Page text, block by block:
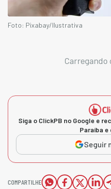
Foto: Pixabay/Ilustrativa
Siga o ClickPB no Google e
Paraíba e
Seguir
COMPARTILHE